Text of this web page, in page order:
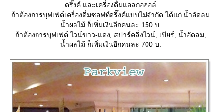
ดริ๊งค์ และเครื่องดื่มแอลกอฮอล์
ถ้าต้องการบุฟเฟ่ต์เครื่องดื่มซอฟท์ดริ๊งค์แบบไม่จำกัด ได้แก่ น้ำอัดลม
น้ำผลไม้ ก็เพิ่มเงินอีกคนละ 150 บ.
ถ้าต้องการบุฟเฟต์ ไวน์ขาว-แดง, สปาร์คลิ่งไวน์, เบียร์, น้ำอัดลม,
น้ำผลไม้ ก็เพิ่มเงินอีกคนละ 700 บ.